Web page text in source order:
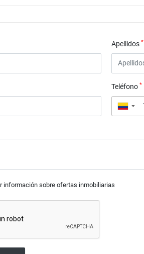
Apellidos *
Teléfono *
▼
información sobre ofertas inmobiliarias